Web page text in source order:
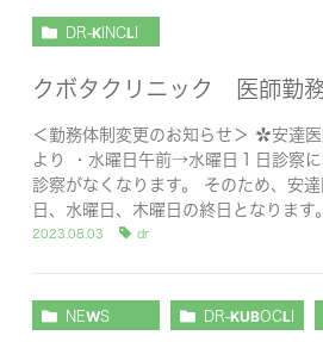
DR-KINCLI
クボタクリニック 医師勤
＜勤務体制変更のお知らせ＞ ✿安達
より ・水曜日午前→水曜日１日診察
診察がなくなります。 そのため、安
日、水曜日、木曜日の終日となりま
2023.08.03 dr
NEWS DR-KUBOCLI